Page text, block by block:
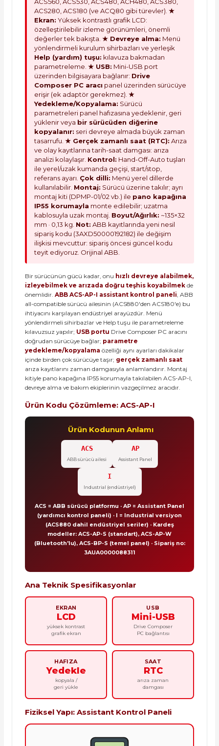
ACS560, ACS530, ACS480, ACH480, ACS380,
ACS280, ACS180 (ve ACQ80 gibi türevler). ★
Ekran: Yüksek kontrastlı grafik LCD:
özelleştirilebilir izleme görünümleri, önemli
değerler tek bakışta. ★ Devreye alma: Menü
yönlendirmeli kurulum sihirbazları ve yerleşik
Help (yardım) tuşu: kılavuza bakmadan
parametreleme. ★ USB: Mini-USB port
üzerinden bilgisayara bağlanır: Drive
Composer PC aracı panel üzerinden sürücüye
erişir (ek adaptör gerekmez). ★
Yedekleme/Kopyalama: Sürücü
parametreleri panel hafızasına yedeklenir, geri
yüklenir veya bir sürücüden diğerine
kopyalanır: seri devreye almada büyük zaman
tasarrufu. ★ Gerçek zamanlı saat (RTC): Arıza
ve olay kayıtlarına tarih-saat damgası: arıza
analizi kolaylaşır. Kontrol: Hand-Off-Auto tuşları
ile yerel/uzak kumanda geçişi, start/stop,
referans ayarı. Çok dilli: Menü yerel dillerde
kullanılabilir. Montaj: Sürücü üzerine takılır; ayrı
montaj kiti (DPMP-01/02 vb.) ile pano kapağına
IP55 korumayla monte edilebilir; uzatma
kablosuyla uzak montaj. Boyut/Ağırlık: ~135×32
mm · 0,13 kg. Not: ABB kayıtlarında yeni nesil
sipariş kodu (3AXD50000192182) ile değişim
ilişkisi mevcuttur: sipariş öncesi güncel kodu
teyit ediyoruz. Orijinal ABB.
Bir sürücünün gücü kadar, onu hızlı devreye alabilmek,
izleyebilmek ve arızada doğru teşhis koyabilmek de
önemlidir. ABB ACS-AP-I assistant kontrol paneli, ABB
all-compatible sürücü ailesinin (ACS880'den ACS180'e) bu
ihtiyacını karşılayan endüstriyel arayüzdür. Menü
yönlendirmeli sihirbazlar ve Help tuşu ile parametreleme
kılavuzsuz yapılır; USB portu Drive Composer PC aracını
doğrudan sürücüye bağlar; parametre
yedekleme/kopyalama özelliği aynı ayarları dakikalar
içinde birden çok sürücüye taşır; gerçek zamanlı saat
arıza kayıtlarını zaman damgasıyla anlamlandırır. Montaj
kitiyle pano kapağına IP55 korumayla takılabilen ACS-AP-I,
devreye alma ve bakım ekiplerinin vazgeçilmez aracıdır.
Ürün Kodu Çözümleme: ACS-AP-I
Ürün Kodunun Anlamı
ACS
ABB sürücü ailesi
AP
Assistant Panel
I
Industrial (endüstriyel)
ACS = ABB sürücü platformu · AP = Assistant Panel
(yardımcı kontrol paneli) · I = Industrial versiyon
(ACS880 dahil endüstriyel seriler) · Kardeş
modeller: ACS-AP-S (standart), ACS-AP-W
(Bluetooth'lu), ACS-BP-S (temel panel) · Sipariş no:
3AUA0000088311
Ana Teknik Spesifikasyonlar
EKRAN
LCD
yüksek kontrast
grafik ekran
USB
Mini-USB
Drive Composer
PC bağlantısı
HAFIZA
Yedekle
kopyala /
geri yükle
SAAT
RTC
arıza zaman
damgası
Fiziksel Yapı: Assistant Kontrol Paneli